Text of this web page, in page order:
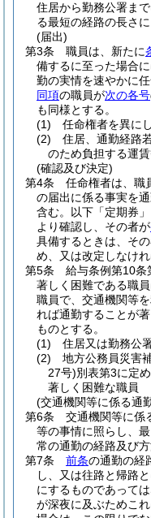
住居から勤務公署ま
る最短の経路の長さに
(届出)
第3条
職員は、新たに
備するに至った場合
勤の実情を速やかに
同項の職員が次の各号
も同様とする。
(1)
任命権者を異に
(2)
住居、通勤経路
のため負担する運
(確認及び決定)
第4条
任命権者は、職
の届出に係る事実を
含む。以下「定期券
より確認し、その者が
具備するときは、そ
め、又は改定しなけれ
第5条
給与条例第10条
著しく困難である職員
職員で、交通機関等
れば通勤することが
ものとする。
(1)
住居又は勤務公
(2)
地方公務員災害
27号)別表第3に定
著しく困難な職員
(交通機関等に係る通
第6条
交通機関等に係
等の事情に照らし、
常の通勤の経路及び
第7条
前条の通勤の経
し、又は往路と帰路
にするものであっては
が深夜に及ぶためこ